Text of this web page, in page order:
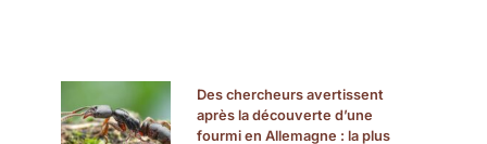
Des chercheurs avertissent
après la découverte d’une
fourmi en Allemagne : la plus